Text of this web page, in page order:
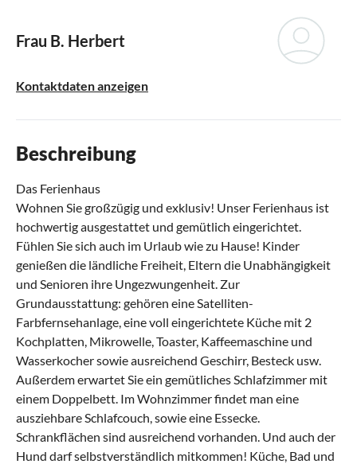
Frau B. Herbert
Kontaktdaten anzeigen
Beschreibung
Das Ferienhaus
Wohnen Sie großzügig und exklusiv! Unser Ferienhaus ist
hochwertig ausgestattet und gemütlich eingerichtet.
Fühlen Sie sich auch im Urlaub wie zu Hause! Kinder
genießen die ländliche Freiheit, Eltern die Unabhängigkeit
und Senioren ihre Ungezwungenheit. Zur
Grundausstattung: gehören eine Satelliten-
Farbfernsehanlage, eine voll eingerichtete Küche mit 2
Kochplatten, Mikrowelle, Toaster, Kaffeemaschine und
Wasserkocher sowie ausreichend Geschirr, Besteck usw.
Außerdem erwartet Sie ein gemütliches Schlafzimmer mit
einem Doppelbett. Im Wohnzimmer findet man eine
ausziehbare Schlafcouch, sowie eine Essecke.
Schrankflächen sind ausreichend vorhanden. Und auch der
Hund darf selbstverständlich mitkommen! Küche, Bad und